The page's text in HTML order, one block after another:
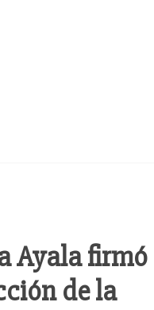
Ayala firmó
de la